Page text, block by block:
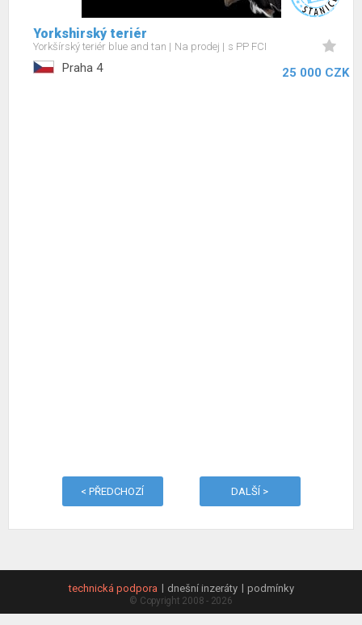
Yorkshirský teriér
Yorkšírský teriér blue and tan Na prodej s PP FCI
Praha 4 25 000 CZK
< PŘEDCHOZÍ DALŠÍ >
technická podpora dnešní inzeráty podmínky
© Copyright 2008 - 2026